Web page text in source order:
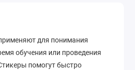
для понимания
обучения или проведения
помогут быстро